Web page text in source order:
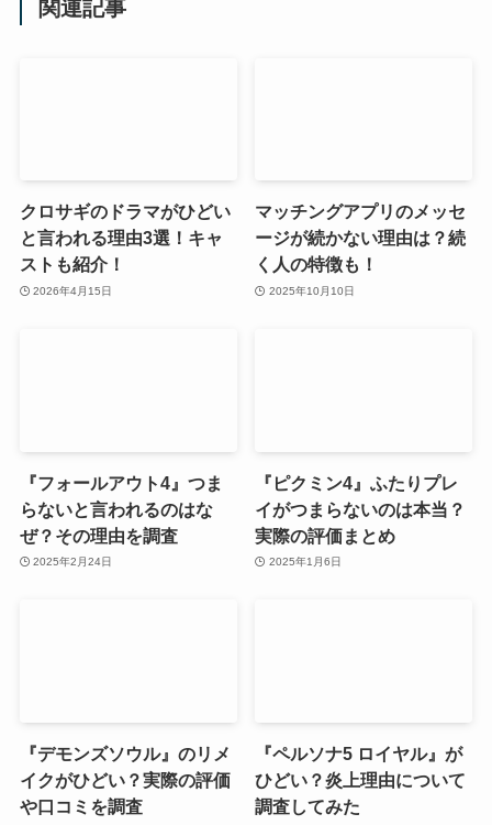
関連記事
クロサギのドラマがひどい
と言われる理由3選！キャ
ストも紹介！
2026年4月15日
マッチングアプリのメッセ
ージが続かない理由は？続
く人の特徴も！
2025年10月10日
『フォールアウト4』つま
らないと言われるのはな
ぜ？その理由を調査
2025年2月24日
『ピクミン4』ふたりプレ
イがつまらないのは本当？
実際の評価まとめ
2025年1月6日
『デモンズソウル』のリメ
イクがひどい？実際の評価
や口コミを調査
『ペルソナ5 ロイヤル』が
ひどい？炎上理由について
調査してみた